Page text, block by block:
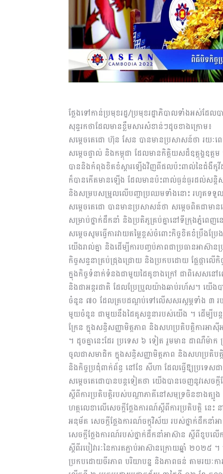
ថ្លែងទៅកាន់ប្រមុខរដ្ឋ/ប្រមុខរដ្ឋាភិបាលទាំងអស់ដែល
សុន្ទរកថាដែលមានខ្លឹមសារសំខាន់ៗដូចខាងក្រោម៖
សម្តេចតេជោ ហ៊ុន សែន បានមានប្រសាសន៍ថា រយៈព
សម្តេចផ្ទាល់ និងកម្ពុជា ដែលមានកិត្តិយសដ៏ឧត្តុង្គ
បាននិងកំពុងខិតខំស្តារឡើងវិញពីផលប៉ះពាល់នៃជំងឺកូ
ក៏បានកើតមានឡើង ដែលមានប៉ះពាល់ធ្ងន់ធ្ងរដល់សន្
និងសម្របសម្រួលលើបញ្ហាប្រឈមទាំងនោះ រហូតទទួល
សម្តេចតេជោ បានមានប្រសាសន៍ថា សម្តេចពិតជាមាន
សម្រាប់ថ្នាក់ដឹកនាំ និងប្រតិភូគ្រប់គ្នានៅទីក្រុងភ្នំពេញន
សម្តេចសូមធ្វើការវាយតម្លៃខ្ពស់ចំពោះកិច្ចខិតខំប្រឹង
យើងរាល់គ្នា និងដើម្បីការបញ្ចប់ភាពជាប្រធានអា
កិច្ចសន្ទនាគ្រប់ជ្រុងជ្រោយ និងប្រកបដោយ ផ្លែផ្កាល
ក្នុងកិច្ចទំនាក់ទំនងជាមួយដៃគូខាងក្រៅ ជាពិសេស
និងជាអន្តរជាតិ ដែលប្រែប្រួលយ៉ាងឆាប់រហ័ស។ យើ
ចំនួន ៧០ ដែលគ្របដណ្តប់ទៅលើសសរស្តម្ភទាំង ៣
មួយចំនួន ជាមួយនឹងដៃគូសន្ទនារបស់យើង ។ ដើម្បី
ក្រែន ក្នុងសន្ធិសញ្ញាមិត្តភាព និងសហប្រតិបត្តិការ
។ ដូចគ្នានេះដែរ ប្រទេស ៦ ទៀត រួមមាន ដាណឺម៉ាក
ចូលជាសមាជិក ក្នុងសន្ធិសញ្ញាមិត្តភាព និងសហប្រតិបត្តិ
និងកិច្ចប្រជុំពាក់ព័ន្ធ នៅខែ សីហា ដែលធ្វើឱ្យប្រទេ
សម្តេចតេជោបានបន្តទៀតថា យើងបានចេញនូវសេច
ស្តីពីការប្រតិបត្តិរបស់បណ្តាភាគីនៅសមុទ្រចិនខាងត្បូ
ហត្ថលេខាលើសេចក្តីថ្លែងការណ៍ស្តីពីការប្រតិបត្តិ
អនុម័ត សេចក្តីថ្លែងការណ៍ចក្ខុវិស័យ របស់ថ្នាក់ដឹកនាំអ
សេចក្តីថ្លែងការណ៍របស់ថ្នាក់ដឹកនាំអាស៊ាន ស្ដីពីខួប
ស្ដីពីរបៀវារៈនៃការតភ្ជាប់អាស៊ានក្រោយឆ្នាំ ២០២
ប្រកបដោយចីរភាព បរិយាបន្ន និងភាពធន់ តាមរយៈក